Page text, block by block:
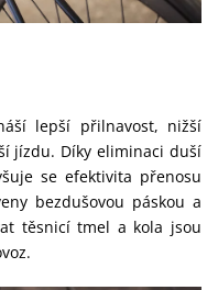
lepší přilnavost, nižší
jízdu. Díky eliminaci duší
se efektivita přenosu
bezdušovou páskou a
těsnicí tmel a kola jsou